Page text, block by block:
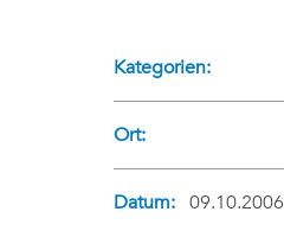
Kategorien:
Ort:
Datum: 09.10.2006